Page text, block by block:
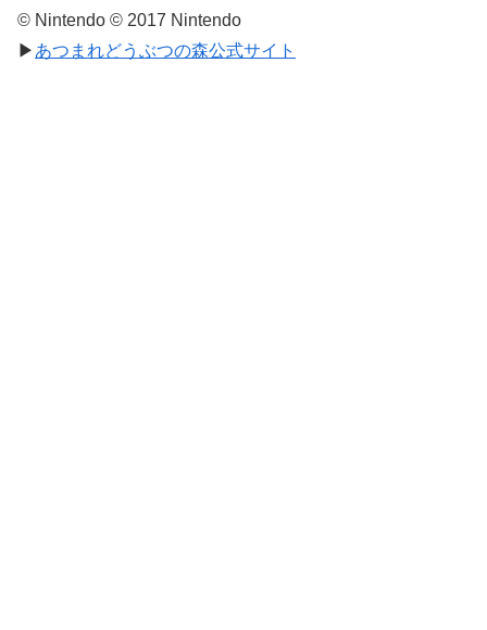
© Nintendo © 2017 Nintendo
▶ あつまれどうぶつの森公式サイト